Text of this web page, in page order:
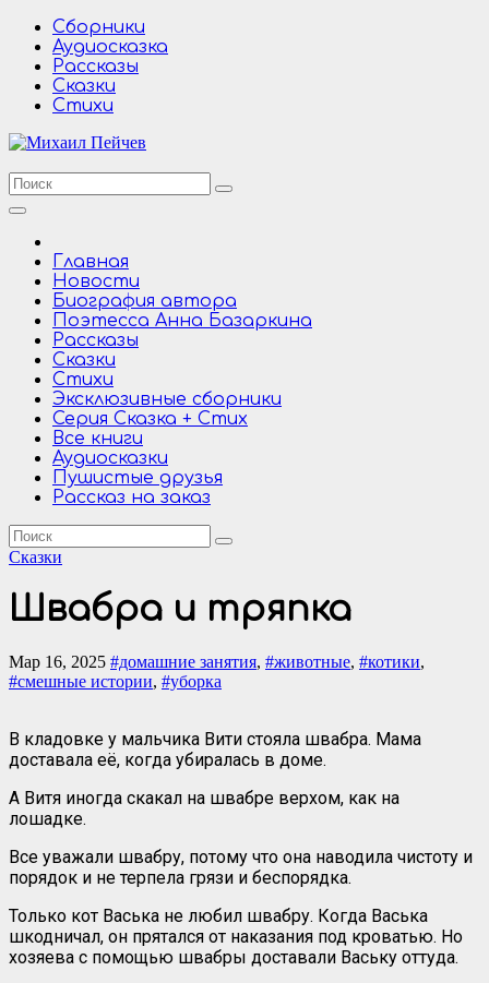
Перейти
содержимому
Сборники
Аудиосказка
Рассказы
Сказки
Стихи
Главная
Новости
Биография автора
Поэтесса Анна Базаркина
Рассказы
Сказки
Стихи
Эксклюзивные сборники
Серия Сказка + Стих
Все книги
Аудиосказки
Пушистые друзья
Рассказ на заказ
Сказки
Швабра и тряпка
Мар 16, 2025 #домашние занятия, #животные, #котики,
#смешные истории, #уборка
В кладовке у мальчика Вити стояла швабра. Мама
доставала её, когда убиралась в доме.
А Витя иногда скакал на швабре верхом, как на
лошадке.
Все уважали швабру, потому что она наводила чистоту и
порядок и не терпела грязи и беспорядка.
Только кот Васька не любил швабру. Когда Васька
шкодничал, он прятался от наказания под кроватью. Но
хозяева с помощью швабры доставали Ваську оттуда.